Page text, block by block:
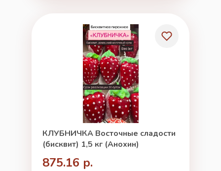
КЛУБНИЧКА Восточные сладости
(бисквит) 1,5 кг (Анохин)
875.16 р.